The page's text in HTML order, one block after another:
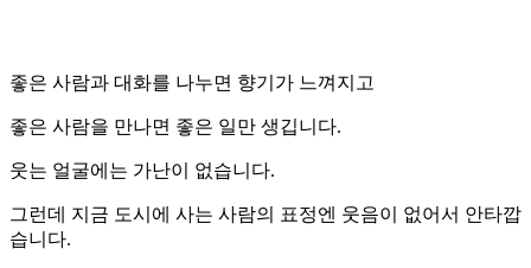
좋은 사람과 대화를 나누면 향기가 느껴지고
좋은 사람을 만나면 좋은 일만 생깁니다.
웃는 얼굴에는 가난이 없습니다.
그런데 지금 도시에 사는 사람의 표정엔 웃음이 없어서 안타깝
습니다.